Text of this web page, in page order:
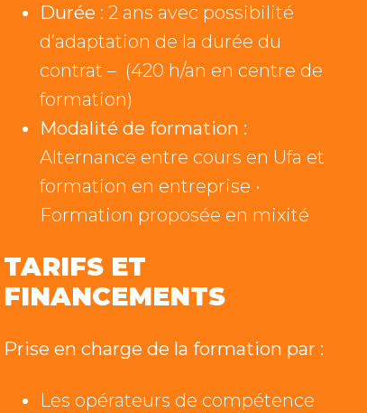
Durée : 2 ans avec possibilité
d’adaptation de la durée du
contrat – (420 h/an en centre de
formation)
Modalité de formation :
Alternance entre cours en Ufa et
formation en entreprise •
Formation proposée en mixité
TARIFS ET
FINANCEMENTS
Prise en charge de la formation par :
Les opérateurs de compétence